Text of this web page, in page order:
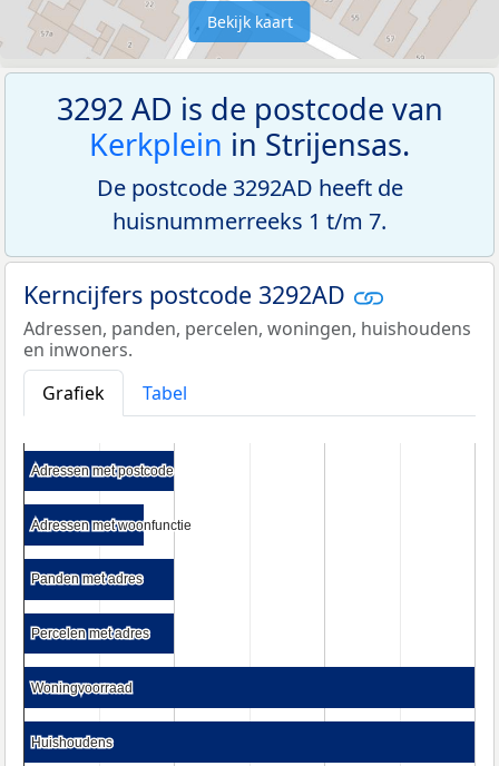
Bekijk kaart
3292 AD is de postcode van
Kerkplein in Strijensas.
De postcode 3292AD heeft de
huisnummerreeks 1 t/m 7.
Kerncijfers postcode 3292AD
Adressen, panden, percelen, woningen, huishoudens
en inwoners.
Grafiek
Tabel
Adressen met postcode
Adressen met postcode
Adressen met woonfunctie
Adressen met woonfunctie
Panden met adres
Panden met adres
Percelen met adres
Percelen met adres
Woningvoorraad
Woningvoorraad
Huishoudens
Huishoudens